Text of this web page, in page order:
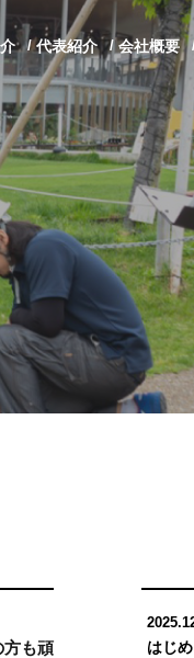
代表紹介 会社概要
方も頑
はじ